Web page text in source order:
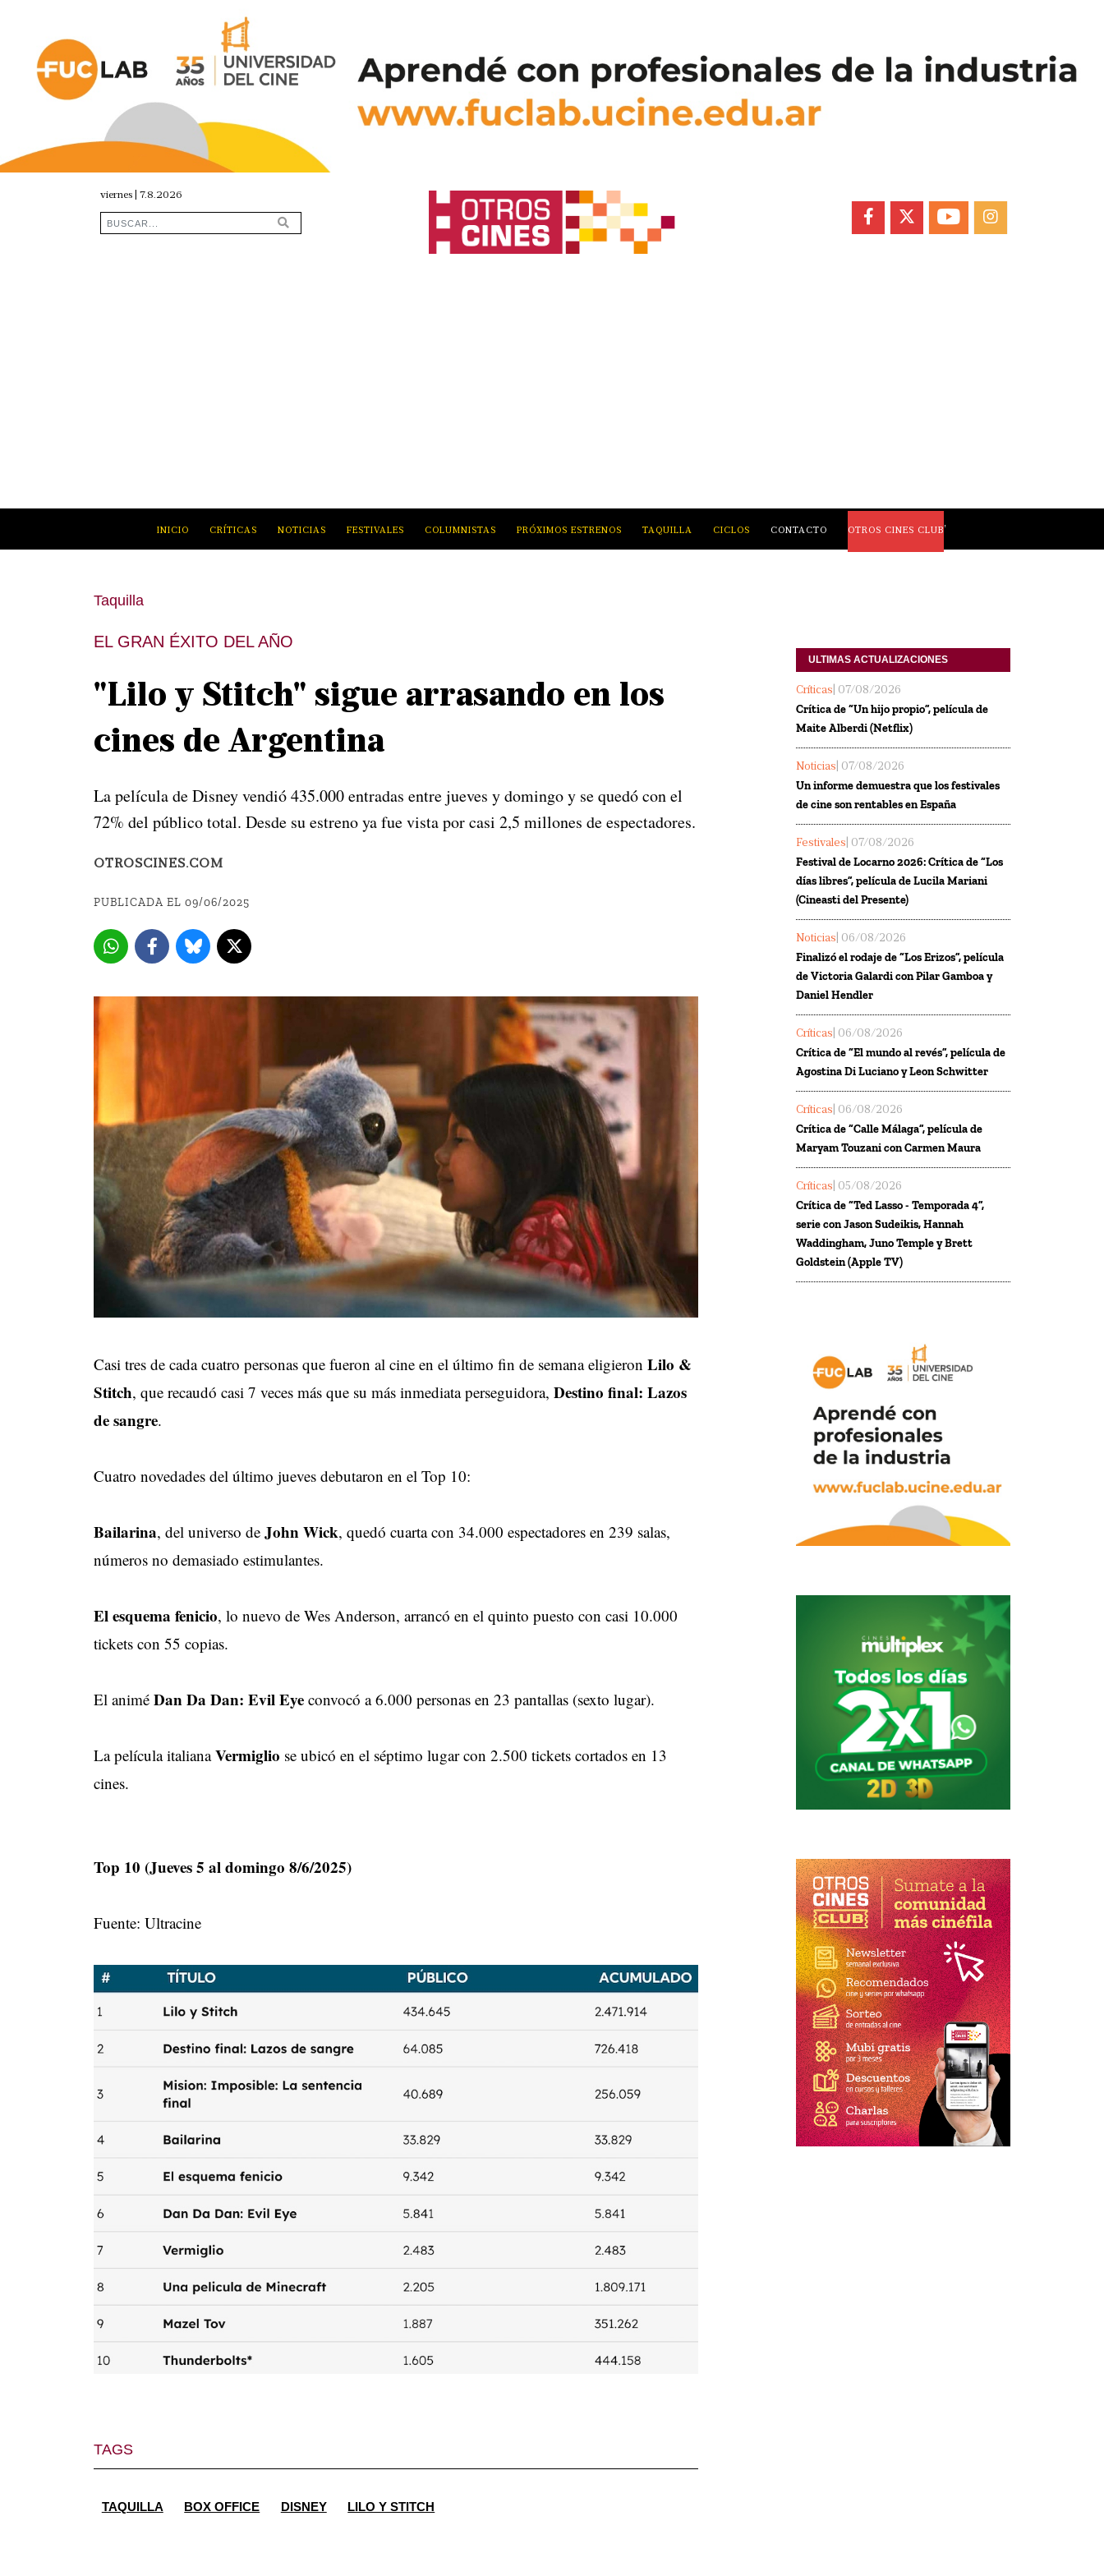
viernes | 7.8.2026
FACEBOOKYOUTUBEINSTAGRAM
INICIO CRÍTICAS NOTICIAS FESTIVALES COLUMNISTAS PRÓXIMOS ESTRENOS TAQUILLA CICLOS CONTACTO OTROS CINES CLUB
Taquilla
EL GRAN ÉXITO DEL AÑO
"Lilo y Stitch" sigue arrasando en los
cines de Argentina
La película de Disney vendió 435.000 entradas entre jueves y domingo y se quedó con el
72% del público total. Desde su estreno ya fue vista por casi 2,5 millones de espectadores.
OTROSCINES.COM
PUBLICADA EL 09/06/2025
Casi tres de cada cuatro personas que fueron al cine en el último fin de semana eligieron Lilo &
Stitch, que recaudó casi 7 veces más que su más inmediata perseguidora, Destino final: Lazos
de sangre.
Cuatro novedades del último jueves debutaron en el Top 10:
Bailarina, del universo de John Wick, quedó cuarta con 34.000 espectadores en 239 salas,
números no demasiado estimulantes.
El esquema fenicio, lo nuevo de Wes Anderson, arrancó en el quinto puesto con casi 10.000
tickets con 55 copias.
El animé Dan Da Dan: Evil Eye convocó a 6.000 personas en 23 pantallas (sexto lugar).
La película italianaVermiglio se ubicó en el séptimo lugar con 2.500 tickets cortados en 13
cines.
Top 10 (Jueves 5 al domingo 8/6/2025)
Fuente: Ultracine
TAGS
TAQUILLA BOX OFFICE DISNEY LILO Y STITCH
ULTIMAS ACTUALIZACIONES
Críticas | 07/08/2026
Crítica de “Un hijo propio”, película de
Maite Alberdi (Netflix)
Noticias | 07/08/2026
Un informe demuestra que los festivales
de cine son rentables en España
Festivales | 07/08/2026
Festival de Locarno 2026: Crítica de “Los
días libres”, película de Lucila Mariani
(Cineasti del Presente)
Noticias | 06/08/2026
Finalizó el rodaje de “Los Erizos”, película
de Victoria Galardi con Pilar Gamboa y
Daniel Hendler
Críticas | 06/08/2026
Crítica de “El mundo al revés”, película de
Agostina Di Luciano y Leon Schwitter
Críticas | 06/08/2026
Crítica de “Calle Málaga”, película de
Maryam Touzani con Carmen Maura
Críticas | 05/08/2026
Crítica de “Ted Lasso - Temporada 4”,
serie con Jason Sudeikis, Hannah
Waddingham, Juno Temple y Brett
Goldstein (Apple TV)